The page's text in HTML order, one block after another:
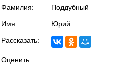
Фамилия: Поддубный
Имя: Юрий
Рассказать:
Оценить: